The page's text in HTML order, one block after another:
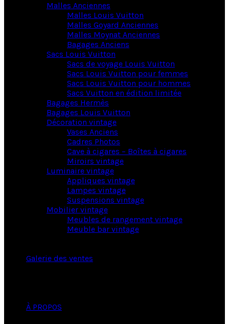
Malles Anciennes
Malles Louis Vuitton
Malles Goyard Anciennes
Malles Moynat Anciennes
Bagages Anciens
Sacs Louis Vuitton
Sacs de voyage Louis Vuitton
Sacs Louis Vuitton pour femmes
Sacs Louis Vuitton pour hommes
Sacs Vuitton en édition limitée
Bagages Hermès
Bagages Louis Vuitton
Décoration vintage
Vases Anciens
Cadres Photos
Cave à cigares – Boîtes à cigares
Miroirs vintage
Luminaire vintage
Appliques vintage
Lampes vintage
Suspensions vintage
Mobilier vintage
Meubles de rangement vintage
Meuble bar vintage
Galerie des ventes
À PROPOS